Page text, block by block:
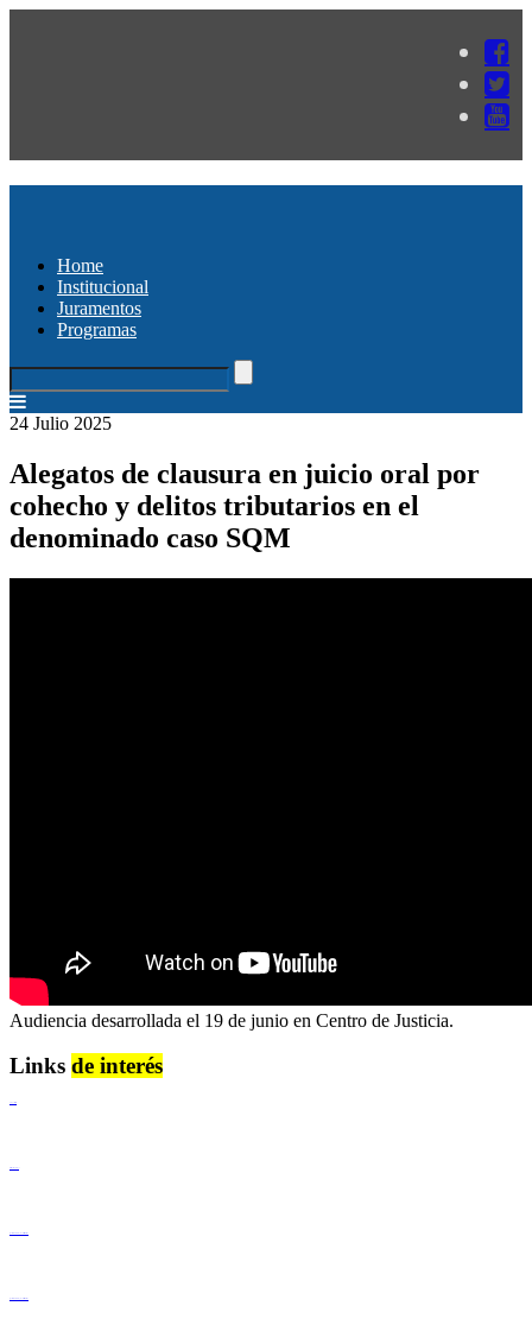
Home
Institucional
Juramentos
Programas
24 Julio 2025
Alegatos de clausura en juicio oral por
cohecho y delitos tributarios en el
denominado caso SQM
Audiencia desarrollada el 19 de junio en Centro de Justicia.
Links de interés